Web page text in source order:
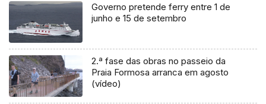
Governo pretende ferry entre 1 de
junho e 15 de setembro
2.ª fase das obras no passeio da
Praia Formosa arranca em agosto
(vídeo)